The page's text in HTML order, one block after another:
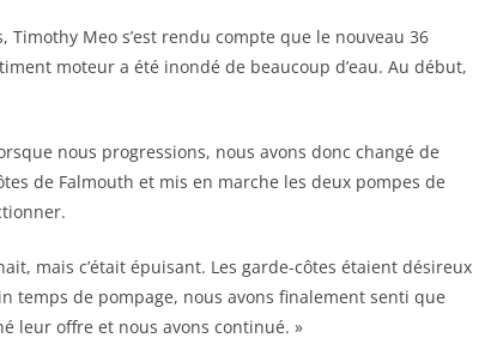
Meo s’est rendu compte que le nouveau 36
moteur a été inondé de beaucoup d’eau. Au début,
nous progressions, nous avons donc changé de
de Falmouth et mis en marche les deux pompes de
mais c’était épuisant. Les garde-côtes étaient désireux
temps de pompage, nous avons finalement senti que
leur offre et nous avons continué. »